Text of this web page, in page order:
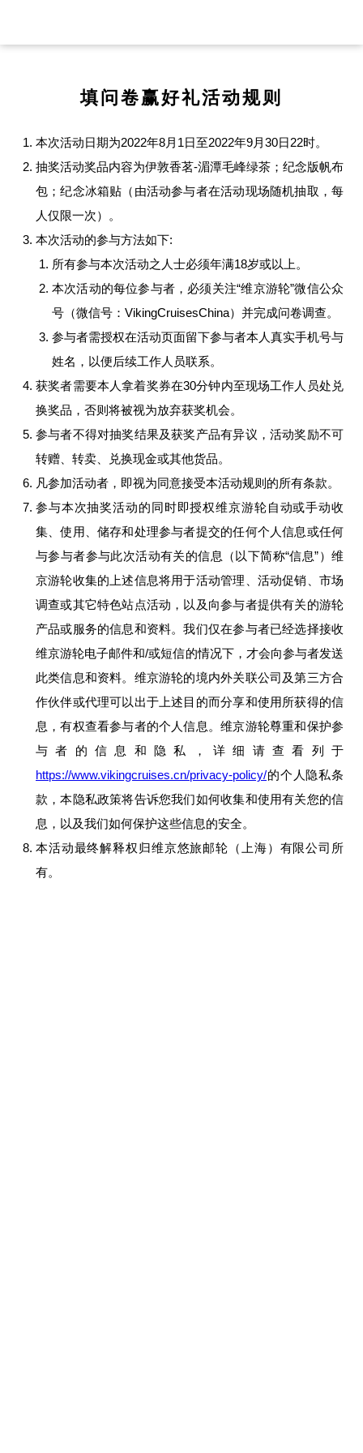
填问卷赢好礼活动规则
本次活动日期为2022年8月1日至2022年9月30日22时。
抽奖活动奖品内容为伊敦香茗-湄潭毛峰绿茶；纪念版帆布
包；纪念冰箱贴（由活动参与者在活动现场随机抽取，每
人仅限一次）。
本次活动的参与方法如下:
所有参与本次活动之人士必须年满18岁或以上。
本次活动的每位参与者，必须关注“维京游轮”微信公众
号（微信号：VikingCruisesChina）并完成问卷调查。
参与者需授权在活动页面留下参与者本人真实手机号与
姓名，以便后续工作人员联系。
获奖者需要本人拿着奖券在30分钟内至现场工作人员处兑
换奖品，否则将被视为放弃获奖机会。
参与者不得对抽奖结果及获奖产品有异议，活动奖励不可
转赠、转卖、兑换现金或其他货品。
凡参加活动者，即视为同意接受本活动规则的所有条款。
参与本次抽奖活动的同时即授权维京游轮自动或手动收
集、使用、储存和处理参与者提交的任何个人信息或任何
与参与者参与此次活动有关的信息（以下简称“信息”）维
京游轮收集的上述信息将用于活动管理、活动促销、市场
调查或其它特色站点活动，以及向参与者提供有关的游轮
产品或服务的信息和资料。我们仅在参与者已经选择接收
维京游轮电子邮件和/或短信的情况下，才会向参与者发送
此类信息和资料。维京游轮的境内外关联公司及第三方合
作伙伴或代理可以出于上述目的而分享和使用所获得的信
息，有权查看参与者的个人信息。维京游轮尊重和保护参
与者的信息和隐私，详细请查看列于
https://www.vikingcruises.cn/privacy-policy/的个人隐私条
款，本隐私政策将告诉您我们如何收集和使用有关您的信
息，以及我们如何保护这些信息的安全。
本活动最终解释权归维京悠旅邮轮（上海）有限公司所
有。